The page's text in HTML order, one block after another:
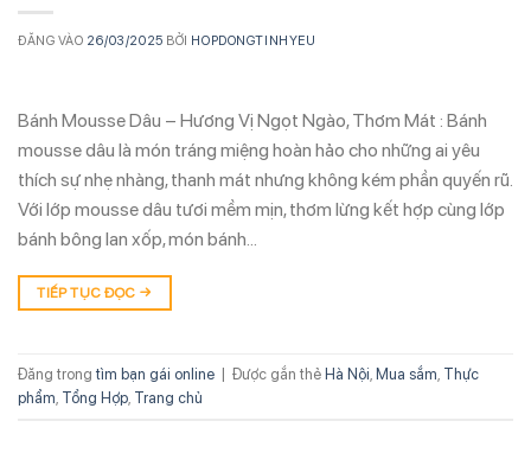
ĐĂNG VÀO 26/03/2025 BỞI HOPDONGTINHYEU
Bánh Mousse Dâu – Hương Vị Ngọt Ngào, Thơm Mát : Bánh
mousse dâu là món tráng miệng hoàn hảo cho những ai yêu
thích sự nhẹ nhàng, thanh mát nhưng không kém phần quyến rũ.
Với lớp mousse dâu tươi mềm mịn, thơm lừng kết hợp cùng lớp
bánh bông lan xốp, món bánh…
TIẾP TỤC ĐỌC →
Đăng trong tìm bạn gái online | Được gắn thẻ Hà Nội Mua sắm Thực
phẩm Tổng Hợp Trang chủ